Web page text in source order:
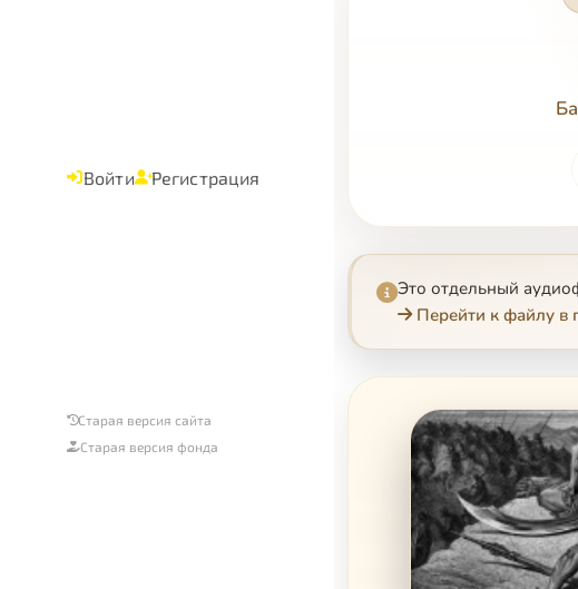
Войти Регистрация
Старая версия сайта
Старая версия фонда
Это отдельный
Перейти к файлу в